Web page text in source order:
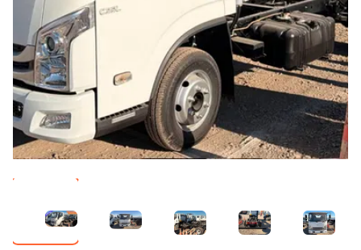
Imagen 1 Imagen 2 Imagen 3 Imagen 4 Imagen 5